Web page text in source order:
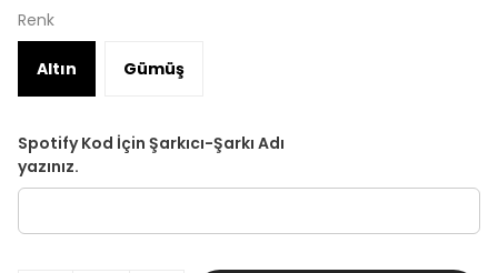
Renk
Altın Gümüş
Spotify Kod İçin Şarkıcı-Şarkı Adı
yazınız.